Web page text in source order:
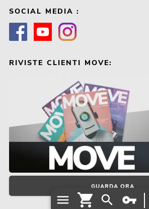
SOCIAL MEDIA :
RIVISTE CLIENTI MOVE:
GUARDA ORA